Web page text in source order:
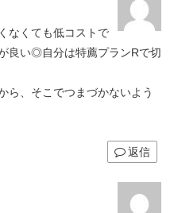
なくても低コストで
良い◎自分は特薦プランRで切
ら、そこでつまづかないよう
返信